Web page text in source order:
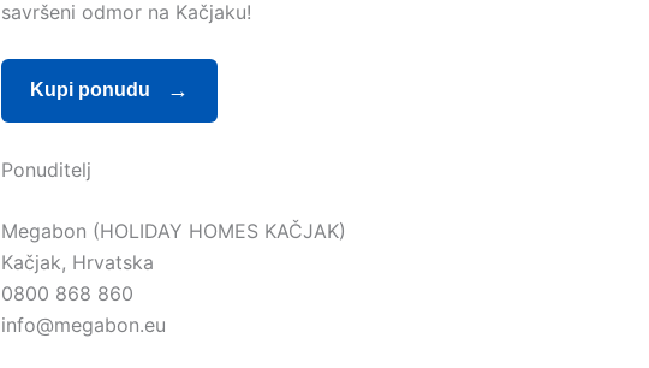
savršeni odmor na Kačjaku!
Kupi ponudu
Ponuditelj
Megabon (HOLIDAY HOMES KAČJAK)
Kačjak, Hrvatska
0800 868 860
info@megabon.eu